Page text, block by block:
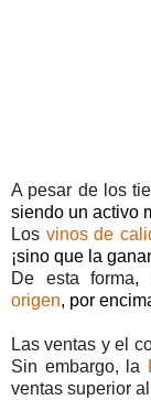
A pesar de los
siendo un activo
Los vinos de
¡sino que la
De esta
origen, por
Las ventas y el
Sin embargo, la
ventas superior